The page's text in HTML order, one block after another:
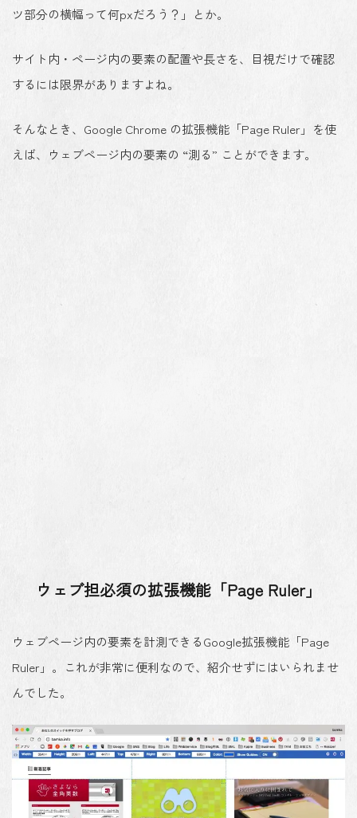
ツ部分の横幅って何pxだろう？」とか。
サイト内・ページ内の要素の配置や長さを、目視だけで確認
するには限界がありますよね。
そんなとき、Google Chrome の拡張機能「Page Ruler」を使
えば、ウェブページ内の要素の “測る” ことができます。
ウェブ担必須の拡張機能「Page Ruler」
ウェブページ内の要素を計測できるGoogle拡張機能「Page
Ruler」。これが非常に便利なので、紹介せずにはいられませ
んでした。